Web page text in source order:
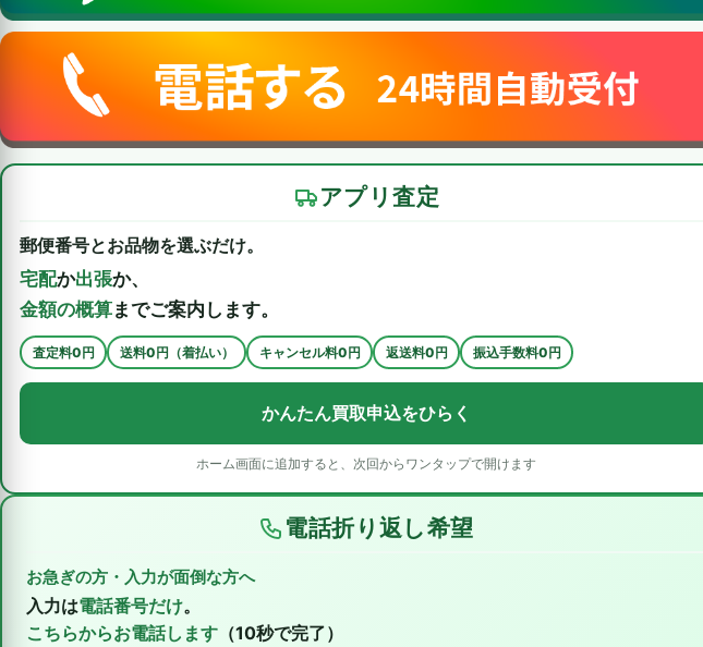
アプリ査定
郵便番号とお品物を選ぶだけ。
宅配か出張か、
金額の概算までご案内します。
査定料0円 送料0円（着払い） キャンセル料0円 返送料0円 振込手数料0円
かんたん買取申込をひらく
ホーム画面に追加すると、次回からワンタップで開けます
電話折り返し希望
お急ぎの方・入力が面倒な方へ
入力は電話番号だけ。
こちらからお電話します （10秒で完了）